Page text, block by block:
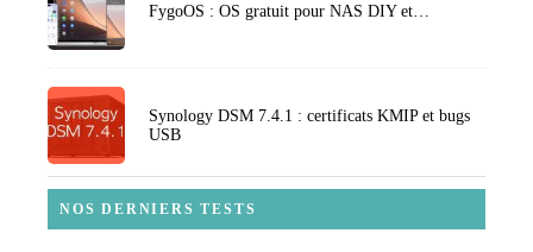
FygoOS : OS gratuit pour NAS DIY et…
Synology DSM 7.4.1 : certificats KMIP et bugs
USB
NOS DERNIERS TESTS